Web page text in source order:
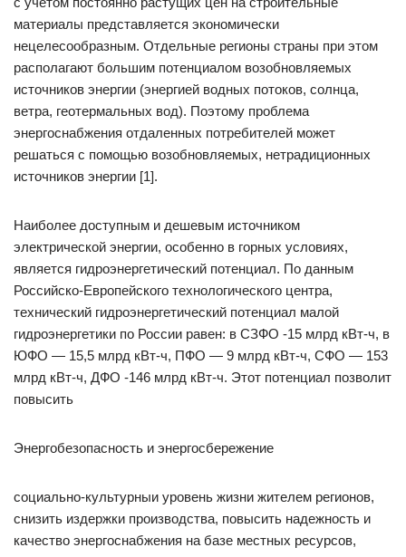
материалы представляется экономически
нецелесообразным. Отдельные регионы страны при этом
располагают большим потенциалом возобновляемых
источников энергии (энергией водных потоков, солнца,
ветра, геотермальных вод). Поэтому проблема
энергоснабжения отдаленных потребителей может
решаться с помощью возобновляемых, нетрадиционных
источников энергии [1].
Наиболее доступным и дешевым источником
электрической энергии, особенно в горных условиях,
является гидроэнергетический потенциал. По данным
Российско-Европейского технологического центра,
технический гидроэнергетический потенциал малой
гидроэнергетики по России равен: в СЗФО -15 млрд кВт-ч, в
ЮФО — 15,5 млрд кВт-ч, ПФО — 9 млрд кВт-ч, СФО — 153
млрд кВт-ч, ДФО -146 млрд кВт-ч. Этот потенциал позволит
повысить
Энергобезопасность и энергосбережение
социально-культурныи уровень жизни жителем регионов,
снизить издержки производства, повысить надежность и
качество энергоснабжения на базе местных ресурсов,